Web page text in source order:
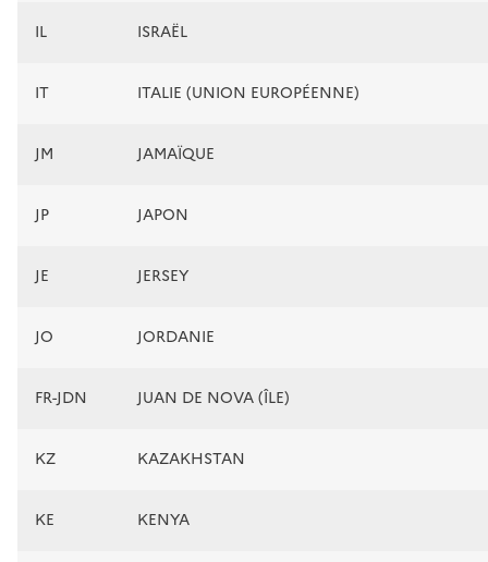
IL ISRAËL
IT ITALIE (UNION EUROPÉENNE)
JM JAMAÏQUE
JP JAPON
JE JERSEY
JO JORDANIE
FR-JDN JUAN DE NOVA (ÎLE)
KZ KAZAKHSTAN
KE KENYA